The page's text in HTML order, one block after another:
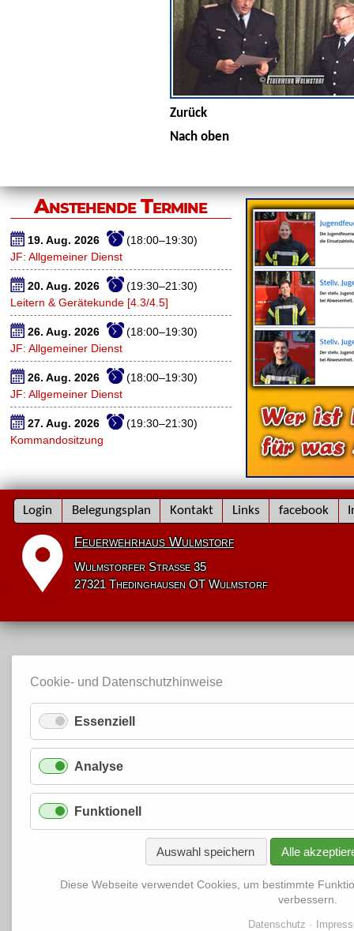
Zurück
Nach oben
Anstehende Termine
19. Aug. 2026
(18:00–19:30)
JF: Allgemeiner Dienst
20. Aug. 2026
(19:30–21:30)
Leitern & Gerätekunde [4.3/4.5]
26. Aug. 2026
(18:00–19:30)
JF: Allgemeiner Dienst
26. Aug. 2026
(18:00–19:30)
JF: Allgemeiner Dienst
27. Aug. 2026
(19:30–21:30)
Kommandositzung
Navigation
überspringen
Login Belegungsplan Kontakt Links facebook
Feuerwehrhaus Wulmstorf
Wulmstorfer Straße 35
27321 Thedinghausen OT Wulmstorf
Cookie- und Datenschutzhinweise
Essenziell
Analyse
Funktionell
Auswahl speichern Alle
Diese Webseite verwendet Cookies, um bestimmte
verbessern.
Datenschutz